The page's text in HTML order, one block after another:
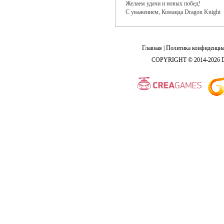
Желаем удачи и новых побед!
С уважением, Команда Dragon Knight
Главная Политика
COPYRIGHT © 2014-2026